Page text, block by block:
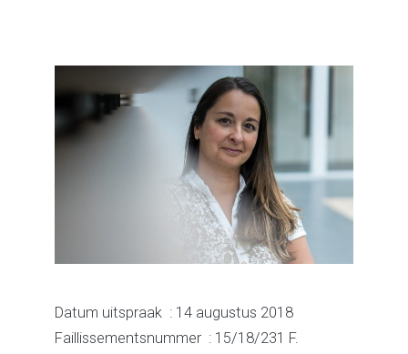
Datum uitspraak : 14 augustus 2018
Faillissementsnummer : 15/18/231 F.